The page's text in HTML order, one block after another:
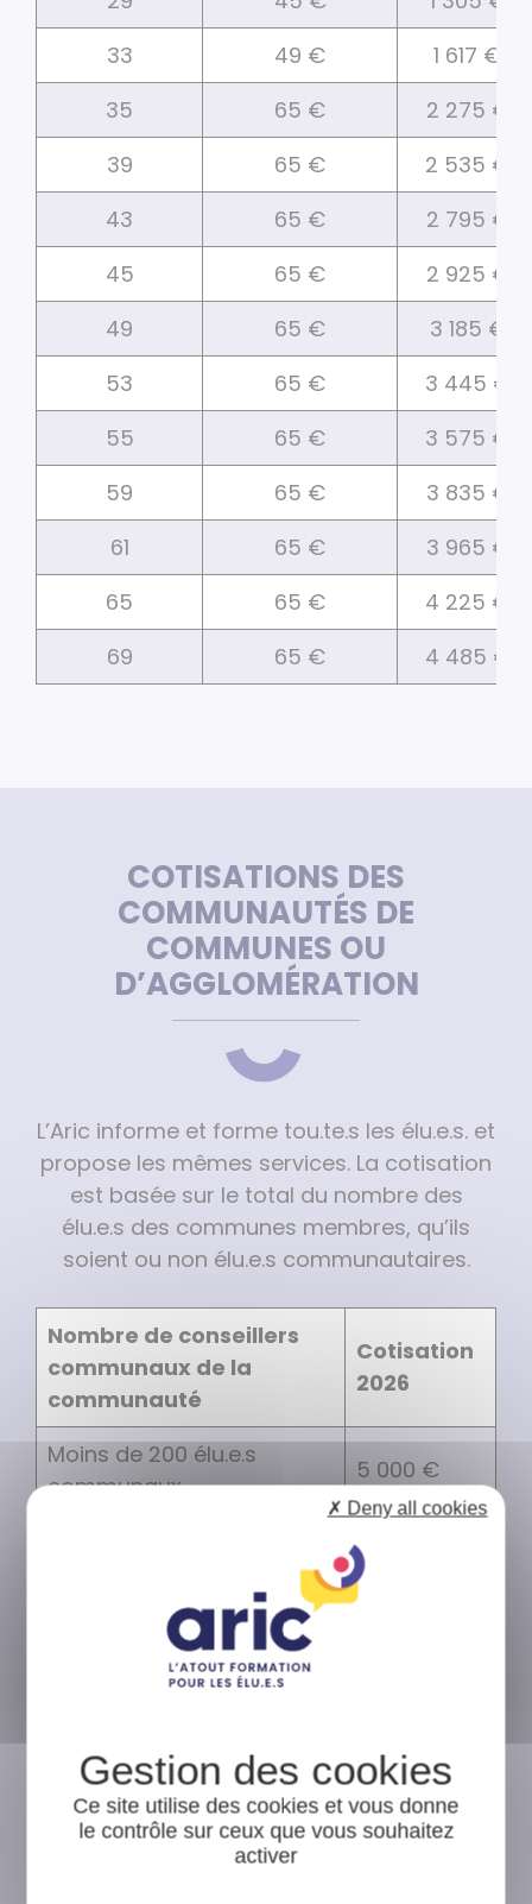
33
49 €
1 617 €
35
65 €
2 275 €
39
65 €
2 535 €
43
65 €
2 795 €
45
65 €
2 925 €
49
65 €
3 185 €
53
65 €
3 445 €
55
65 €
3 575 €
59
65 €
3 835 €
61
65 €
3 965 €
65
65 €
4 225 €
69
65 € 4 485 €
COTISATIONS DES
COMMUNAUTÉS DE
COMMUNES OU
D’AGGLOMÉRATION
L’Aric informe et forme tou.te.s les élu.e.s. et
propose les mêmes services. La cotisation
est basée sur le total du nombre des
élu.e.s des communes membres, qu’ils
soient ou non élu.e.s communautaires.
Nombre de conseillers
communaux de la
communauté
Cotisation
2026
Moins de 200 élu.e.s
communaux
5 000 €
6 000 €
300-399 élu.e.s
communaux
communaux
500_599 élu.e.s
communaux
9 000 €
Ce site utilise des cookies et vous donne
le contrôle sur ceux que vous souhaitez
activer
✗ Deny all cookies